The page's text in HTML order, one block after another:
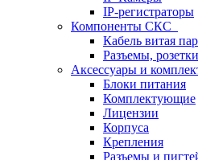
IP-регистраторы
Компоненты СКС
Кабель витая
Разъемы,
Аксессуары и
Блоки питания
Комплектующие
Лицензии
Корпуса
Крепления
Разъемы и